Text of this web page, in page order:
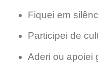
Fiquei em
Participei de
Aderi ou apoiei